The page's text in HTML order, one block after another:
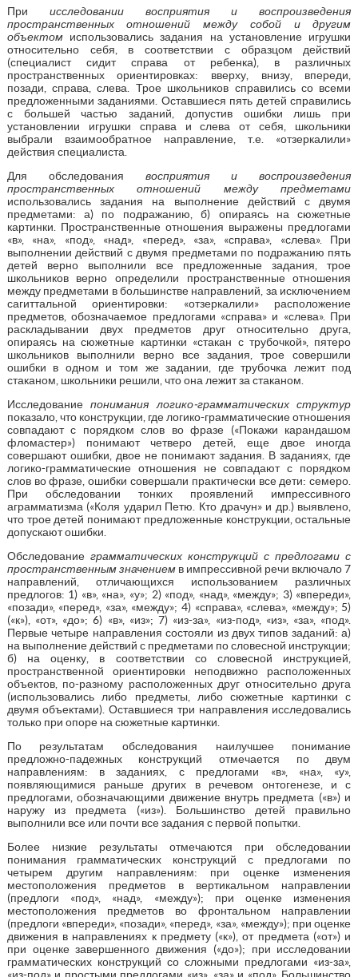
При исследовании восприятия и воспроизведения
пространственных отношений между собой и другим
объектомиспользовались задания на установление игрушки
относительно себя, в соответствии с образцом действий
(специалист сидит справа от ребенка), в различных
пространственных ориентировках: вверху, внизу, впереди,
позади, справа, слева. Трое школьников справились со всеми
предложенными заданиями. Оставшиеся пять детей справились
с большей частью заданий, допустив ошибки лишь при
установлении игрушки справа и слева от себя, школьники
выбрали взаимообратное направление, т.е. «отзеркалили»
действия специалиста.
Для обследования восприятия и воспроизведения
пространственных отношений между предметами
использовались задания на выполнение действий с двумя
предметами: а) по подражанию, б) опираясь на сюжетные
картинки. Пространственные отношения выражены предлогами
«в», «на», «под», «над», «перед», «за», «справа», «слева». При
выполнении действий с двумя предметами по подражанию пять
детей верно выполнили все предложенные задания, трое
школьников верно определили пространственные отношения
между предметами в большинстве направлений, за исключением
сагиттальной ориентировки: «отзеркалили» расположение
предметов, обозначаемое предлогами «справа» и «слева». При
раскладывании двух предметов друг относительно друга,
опираясь на сюжетные картинки «стакан с трубочкой», пятеро
школьников выполнили верно все задания, трое совершили
ошибки в одном и том же задании, где трубочка лежит под
стаканом, школьники решили, что она лежит за стаканом.
Исследованиепонимания логико-грамматических структур
показало, что конструкции, где логико-грамматические отношения
совпадают с порядком слов во фразе («Покажи карандашом
фломастер») понимают четверо детей, еще двое иногда
совершают ошибки, двое не понимают задания. В заданиях, где
логико-грамматические отношения не совпадают с порядком
слов во фразе, ошибки совершали практически все дети: семеро.
При обследовании тонких проявлений импрессивного
аграмматизма («Коля ударил Петю. Кто драчун» и др.) выявлено,
что трое детей понимают предложенные конструкции, остальные
допускают ошибки.
Обследование грамматических конструкций с предлогами с
пространственным значениемв импрессивной речи включало 7
направлений, отличающихся использованием различных
предлогов: 1) «в», «на», «у»; 2) «под», «над», «между»; 3) «впереди»,
«позади», «перед», «за», «между»; 4) «справа», «слева», «между»; 5)
(«к»), «от», «до»; 6) «в», «из»; 7) «из-за», «из-под», «из», «за», «под».
Первые четыре направления состояли из двух типов заданий: а)
на выполнение действий с предметами по словесной инструкции;
б) на оценку, в соответствии со словесной инструкцией,
пространственной ориентировки неподвижно расположенных
объектов, по-разному расположенных друг относительно друга
(использовались либо предметы, либо сюжетные картинки с
двумя объектами). Оставшиеся три направления исследовались
только при опоре на сюжетные картинки.
По результатам обследования наилучшее понимание
предложно-падежных конструкций отмечается по двум
направлениям: в заданиях, с предлогами «в», «на», «у»,
появляющимися раньше других в речевом онтогенезе, и с
предлогами, обозначающими движение внутрь предмета («в») и
наружу из предмета («из»). Большинство детей правильно
выполнили все или почти все задания с первой попытки.
Более низкие результаты отмечаются при обследовании
понимания грамматических конструкций с предлогами по
четырем другим направлениям: при оценке изменения
местоположения предметов в вертикальном направлении
(предлоги «под», «над», «между»); при оценке изменения
местоположения предметов во фронтальном направлении
(предлоги «впереди», «позади», «перед», «за», «между»); при оценке
движения в направлениях к предмету («к»), от предмета («от») и
при оценке завершенного движения («до»); при исследовании
грамматических конструкций со сложными предлогами «из-за»,
«из-под» и простыми предлогами «из», «за» и «под». Большинство